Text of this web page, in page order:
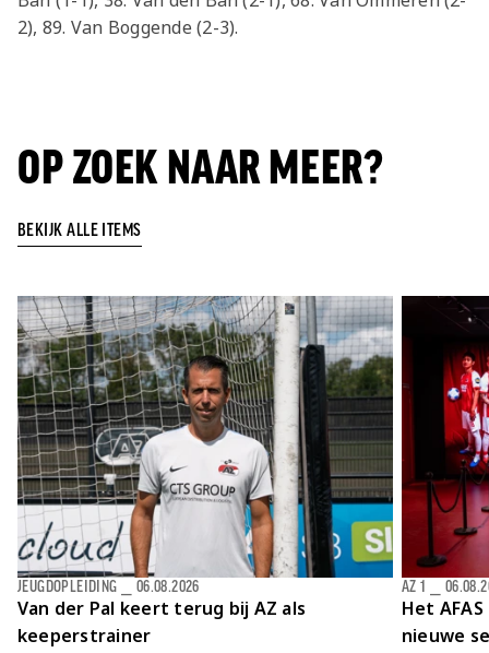
2), 89. Van Boggende (2-3).
OP ZOEK NAAR MEER?
BEKIJK ALLE ITEMS
Van der Pal keert terug bij AZ als
keeperstrainer
JEUGDOPLEIDING 06.08.2026
Het
nieuwe
AZ 1